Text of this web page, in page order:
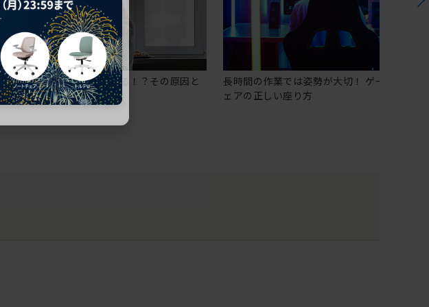
椅子に座っているのに疲れる！？その原因と
疲れにくいチェアの選び方
長時間の作業では姿勢が大切！ ゲーミングチ
ェアの正しい座り方